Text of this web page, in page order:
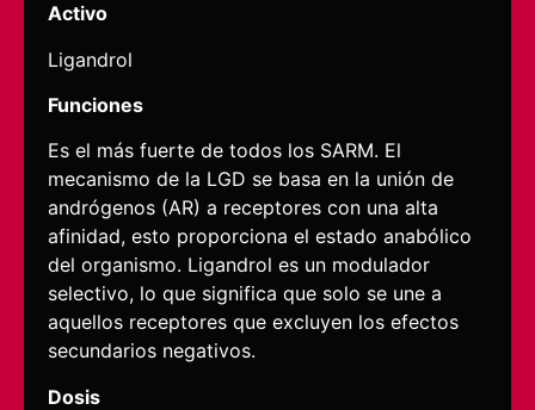
Activo
Ligandrol
Funciones
Es el más fuerte de todos los SARM. El
mecanismo de la LGD se basa en la unión de
andrógenos (AR) a receptores con una alta
afinidad, esto proporciona el estado anabólico
del organismo. Ligandrol es un modulador
selectivo, lo que significa que solo se une a
aquellos receptores que excluyen los efectos
secundarios negativos.
Dosis